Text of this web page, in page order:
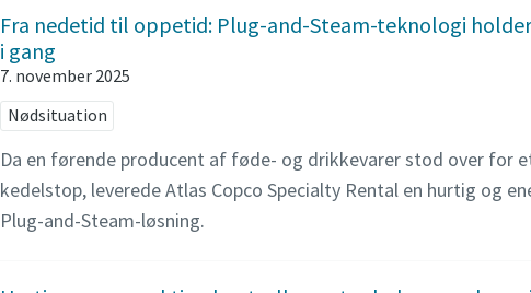
Fra nedetid til oppetid: Plug-and-Steam-teknologi
i gang
7. november 2025
Nødsituation
Da en førende producent af føde- og drikkevarer stod over for
kedelstop, leverede Atlas Copco Specialty Rental en hurtig og
Plug-and-Steam-løsning.